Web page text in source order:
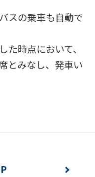
スの乗車も自動で
時点において、
とみなし、発車い